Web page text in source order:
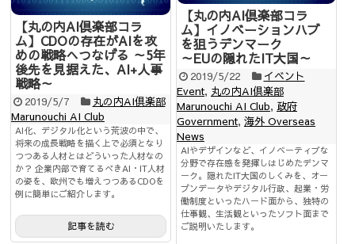
【丸の内AI倶楽部コラ
ム】イノベーションハブ
を狙うデンマーク
～EUの隠れたIT大国～
2019/5/22
イベント
Event, 丸の内AI倶楽部
Marunouchi AI Club, 政府
Government, 海外 Overseas
News
AIやデザインなど、イノベーティブな
分野で存在感を発揮しはじめたデンマ
ーク。隠れたIT大国のしくみを、オー
プンデータやデジタル行政、起業・労
働制度といったハード面から、独特の
仕事観、生活観といったソフト面まで
ご説明いたします。
【丸の内AI倶楽部コラ
ム】CDOの存在がAIを攻
めの戦略へつなげる ～5年
後先を見据えた、AI+人事
戦略～
2019/5/7
丸の内AI倶楽部
Marunouchi AI Club
AI化、デジタル化という荒波の中で、
将来の成長戦略を描く上で必須となり
つつある人材とはどういった人材なの
か？ 企業内部で育てるべきAI・IT人材
の姿を、欧州でも増えつつあるCDOを
例に簡単にご紹介します。
記事を読む